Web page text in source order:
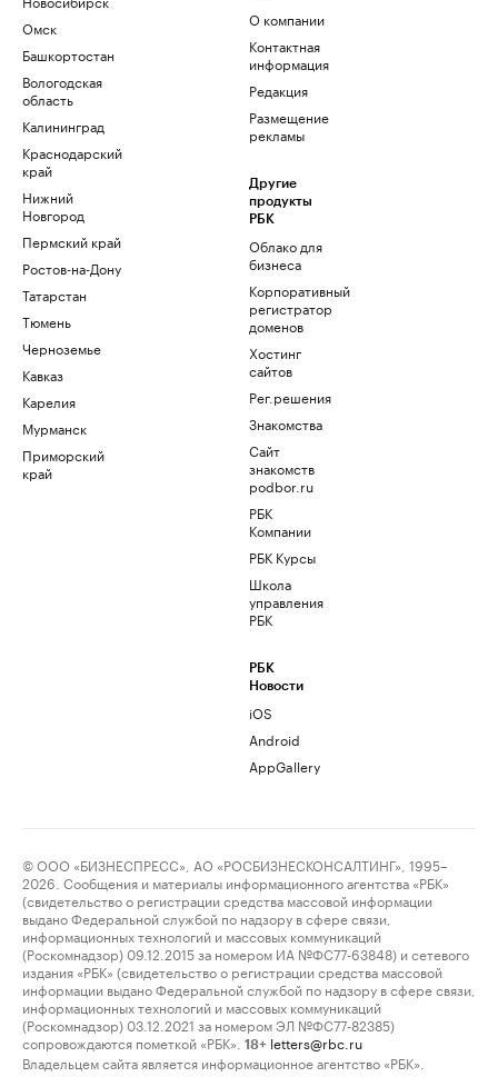
Омск
Башкортостан
Вологодская
область
Калининград
Краснодарский
край
Нижний
Новгород
Пермский край
Ростов-на-Дону
Татарстан
Тюмень
Черноземье
Кавказ
Карелия
Мурманск
Приморский
край
О компании
Контактная
информация
Редакция
Размещение
рекламы
Другие
продукты
РБК
Облако для
бизнеса
Корпоративный
регистратор
доменов
Хостинг
сайтов
Рег.решения
Знакомства
Сайт
знакомств
podbor.ru
РБК
Компании
РБК Курсы
Школа
управления
РБК
РБК
Новости
iOS
Android
AppGallery
© ООО «БИЗНЕСПРЕСС», АО «РОСБИЗНЕСКОНСАЛТИНГ», 1995–
2026. Сообщения и материалы информационного агентства «РБК»
(свидетельство о регистрации средства массовой информации
выдано Федеральной службой по надзору в сфере связи,
информационных технологий и массовых коммуникаций
(Роскомнадзор) 09.12.2015 за номером ИА №ФС77-63848) и сетевого
издания «РБК» (свидетельство о регистрации средства массовой
информации выдано Федеральной службой по надзору в сфере связи,
информационных технологий и массовых коммуникаций
(Роскомнадзор) 03.12.2021 за номером ЭЛ №ФС77-82385)
сопровождаются пометкой «РБК».
18+ letters@rbc.ru
Владельцем сайта является информационное агентство «РБК».